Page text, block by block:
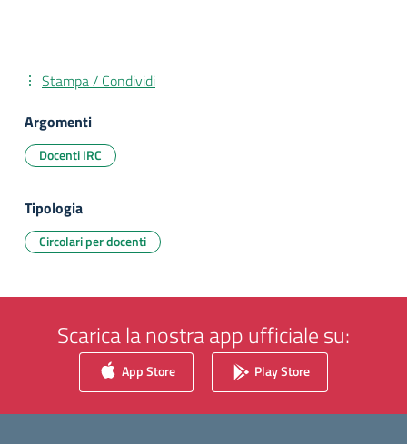
Stampa / Condividi
Argomenti
Docenti IRC
Tipologia
Circolari per docenti
Scarica la nostra app ufficiale su:
App Store Play Store